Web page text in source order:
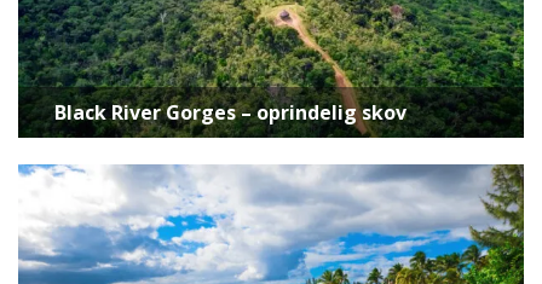
Black River Gorges – oprindelig skov